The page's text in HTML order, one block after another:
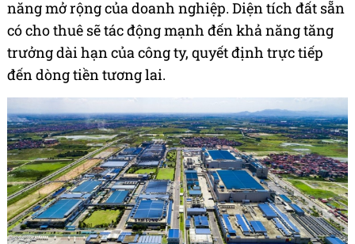
năng mở rộng của doanh nghiệp. Diện tích đất sẵn
có cho thuê sẽ tác động mạnh đến khả năng tăng
trưởng dài hạn của công ty, quyết định trực tiếp
đến dòng tiền tương lai.